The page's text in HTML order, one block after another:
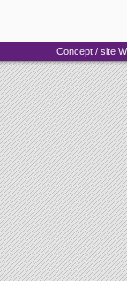
Concept / site